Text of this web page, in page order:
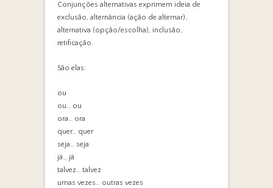
Conjunções alternativas exprimem ideia de
exclusão, alternância (ação de alternar),
alternativa (opção/escolha), inclusão,
retificação.
São elas:
ou
ou… ou
ora… ora
quer… quer
seja… seja
já… já
talvez… talvez
umas vezes… outras vezes